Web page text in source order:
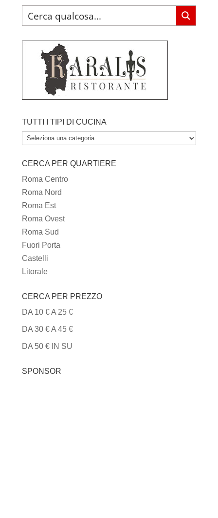
TUTTI I TIPI DI CUCINA
TUTTI
TIPI
DI
CUCINA
CERCA PER QUARTIERE
Roma Centro
Roma Nord
Roma Est
Roma Ovest
Roma Sud
Fuori Porta
Castelli
Litorale
CERCA PER PREZZO
DA 10 € A 25 €
DA 30 € A 45 €
DA 50 € IN SU
SPONSOR